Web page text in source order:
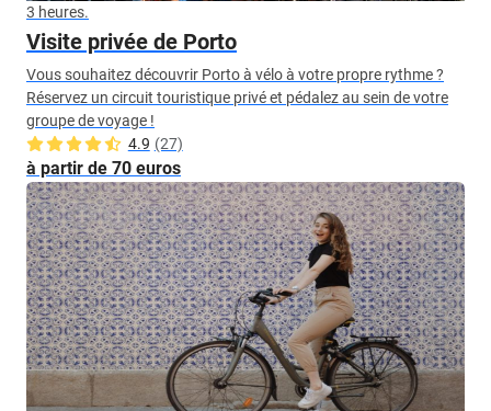
3 heures.
Visite privée de Porto
Vous souhaitez découvrir Porto à vélo à votre propre rythme ?
Réservez un circuit touristique privé et pédalez au sein de votre
groupe de voyage !
4.9 (27)
à partir de 70 euros